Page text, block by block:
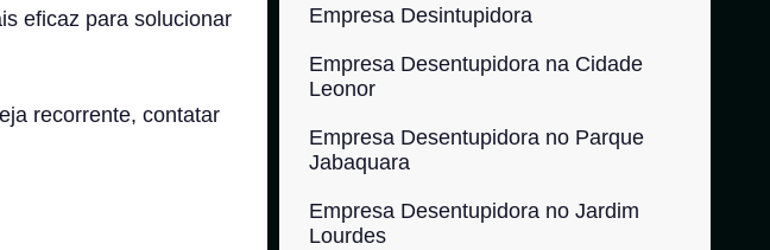
eficaz para solucionar
recorrente, contatar
Empresa Desintupidora
Empresa Desentupidora na Cidade
Leonor
Empresa Desentupidora no Parque
Jabaquara
Empresa Desentupidora no Jardim
Lourdes